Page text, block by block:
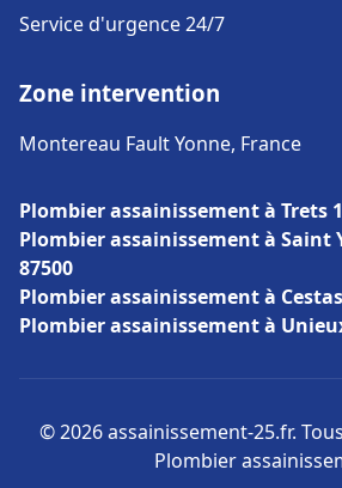
Service d'urgence 24/7
Zone intervention
Montereau Fault Yonne, France
Plombier assainissement à Trets
Plombier assainissement à Saint
87500
Plombier assainissement à
Plombier assainissement à
© 2026 assainissement-25.fr.
Plombier